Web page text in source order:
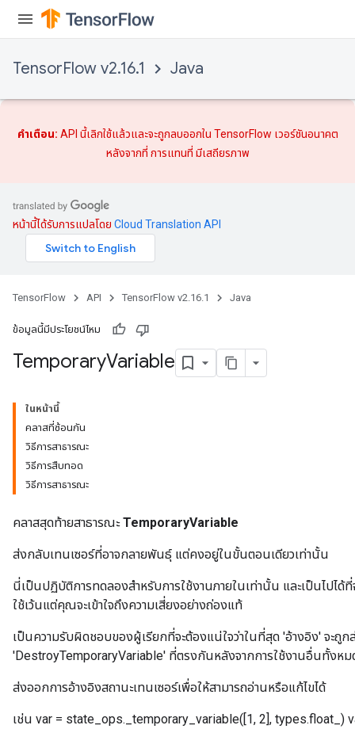
TensorFlow v2.16.1 Java
คำเตือน: API นี้เลิกใช้แล้วและจะถูกลบออกใน TensorFlow เวอร์ชันอนาคต
หลังจากที่ การแทนที่ มีเสถียรภาพ
หน้านี้ได้รับการแปลโดย Cloud Translation API
TensorFlow API TensorFlow v2.16.1 Java
ข้อมูลนี้มีประโยชน์ไหม
TemporaryVariable
ในหน้านี้
คลาสที่ซ้อนกัน
วิธีการสาธารณะ
วิธีการสืบทอด
วิธีการสาธารณะ
คลาสสุดท้ายสาธารณะTemporaryVariable
ส่งกลับเทนเซอร์ที่อาจกลายพันธุ์ แต่คงอยู่ในขั้นตอนเดียวเท่านั้น
นี่เป็นปฏิบัติการทดลองสำหรับการใช้งานภายในเท่านั้น และเป็นไปไ
ใช้เว้นแต่คุณจะเข้าใจถึงความเสี่ยงอย่างถ่องแท้
เป็นความรับผิดชอบของผู้เรียกที่จะต้องแน่ใจว่าในที่สุด 'อ้างอิง' จะถู
'DestroyTemporaryVariable' ที่ตรงกันหลังจากการใช้งานอื่นทั้งหม
ส่งออกการอ้างอิงสถานะเทนเซอร์เพื่อให้สามารถอ่านหรือแก้ไขได้
เช่น var = state_ops._temporary_variable([1, 2], types.float_)